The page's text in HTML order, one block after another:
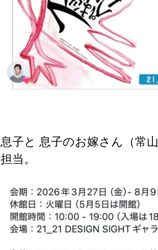
息子と 息子のお嫁さん（常
担当。